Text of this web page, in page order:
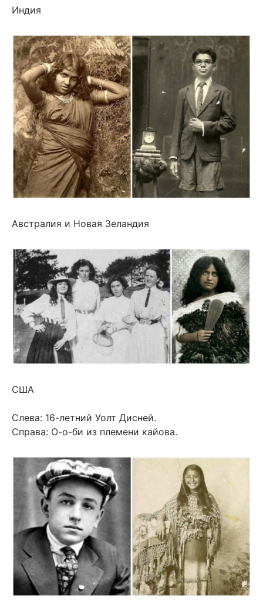
Индия
Австралия и Новая Зеландия
США
Слева: 16-летний Уолт Дисней.
Справа: О-о-би из племени кайова.